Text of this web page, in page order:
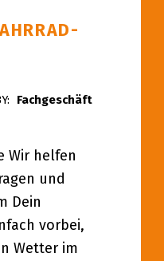
Fachgeschäft
Wir helfen
und
Dein
vorbei,
Wetter im